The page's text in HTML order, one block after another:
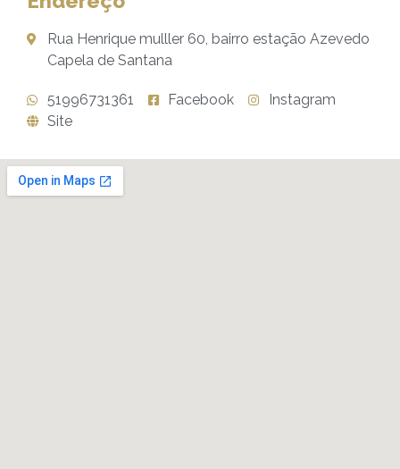
Rua Henrique mulller 60, bairro estação Azevedo
Capela de Santana
51996731361 Facebook
Instagram
Site